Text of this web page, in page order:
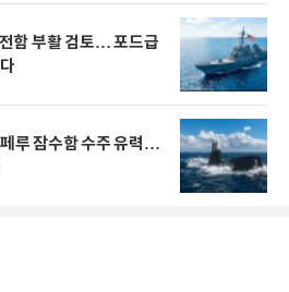
함 부활 검토… 포드급
루 잠수함 수주 유력…